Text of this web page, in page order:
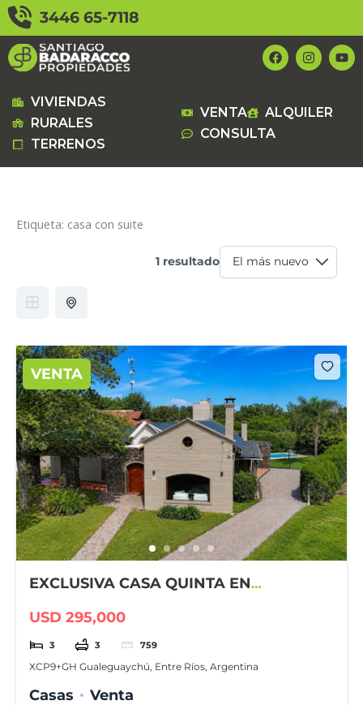
contenido
3446 65-7118
F
a
c
o
k
I
n
s
g
Y
o
u
VIVIENDAS
RURALES
TERRENOS
VENTA
ALQUILER
CONSULTA
Etiqueta: casa con suite
1 resultado
VENTA
EXCLUSIVA CASA QUINTA EN
USD 295,000
3 3 759
XCP9+GH Gualeguaychú, Entre Ríos, Argentina
Casas Venta